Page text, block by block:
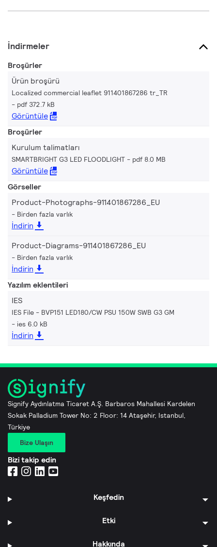
İndirmeler
Broşürler
Ürün broşürü
Localized commercial leaflet 911401867286 tr_TR
pdf 372.7 kB
Görüntüle
Broşürler
Kurulum talimatları
SMARTBRIGHT G3 LED FLOODLIGHT pdf 8.0 MB
Görüntüle
Görseller
Product-Photographs-911401867286_EU
Birden fazla varlık
İndirin
Product-Diagrams-911401867286_EU
Birden fazla varlık
İndirin
Yazılım eklentileri
IES
IES File - BVP151 LED180/CW PSU 150W SWB G3 GM
ies 6.0 kB
İndirin
Signify Aydınlatma Ticaret A.Ş. Barbaros Mahallesi Kardelen
Sokak Palladium Tower No: 2 Floor: 14 Ataşehir, Istanbul,
Türkiye
Bize Ulaşın
Bizi takip edin
Keşfedin
Etki
Hakkında